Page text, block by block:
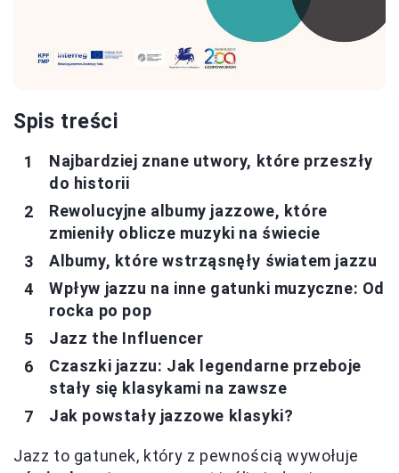
Spis treści
Najbardziej znane utwory, które przeszły
do historii
Rewolucyjne albumy jazzowe, które
zmieniły oblicze muzyki na świecie
Albumy, które wstrząsnęły światem jazzu
Wpływ jazzu na inne gatunki muzyczne: Od
rocka po pop
Jazz the Influencer
Czaszki jazzu: Jak legendarne przeboje
stały się klasykami na zawsze
Jak powstały jazzowe klasyki?
Jazz to gatunek, który z pewnością wywołuje